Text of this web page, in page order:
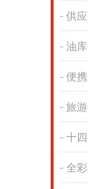
供
油
便
旅
十
全